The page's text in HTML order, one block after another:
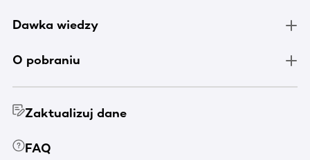
Dawka wiedzy
O pobraniu
Zaktualizuj dane
FAQ